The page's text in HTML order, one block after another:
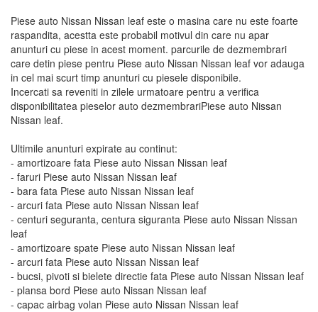
Piese auto Nissan Nissan leaf este o masina care nu este foarte
raspandita, acestta este probabil motivul din care nu apar
anunturi cu piese in acest moment. parcurile de dezmembrari
care detin piese pentru Piese auto Nissan Nissan leaf vor adauga
in cel mai scurt timp anunturi cu piesele disponibile.
Incercati sa reveniti in zilele urmatoare pentru a verifica
disponibilitatea pieselor auto dezmembrariPiese auto Nissan
Nissan leaf.
Ultimile anunturi expirate au continut:
- amortizoare fata Piese auto Nissan Nissan leaf
- faruri Piese auto Nissan Nissan leaf
- bara fata Piese auto Nissan Nissan leaf
- arcuri fata Piese auto Nissan Nissan leaf
- centuri seguranta, centura siguranta Piese auto Nissan Nissan
leaf
- amortizoare spate Piese auto Nissan Nissan leaf
- arcuri fata Piese auto Nissan Nissan leaf
- bucsi, pivoti si bielete directie fata Piese auto Nissan Nissan leaf
- plansa bord Piese auto Nissan Nissan leaf
- capac airbag volan Piese auto Nissan Nissan leaf